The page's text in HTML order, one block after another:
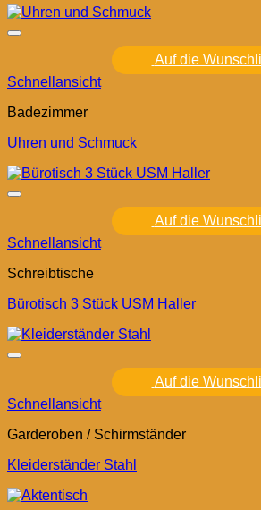
Auf die
Schnellansicht
Badezimmer
Uhren und Schmuck
Auf die
Schnellansicht
Schreibtische
Bürotisch 3 Stück USM Haller
Auf die
Schnellansicht
Garderoben / Schirmständer
Kleiderständer Stahl